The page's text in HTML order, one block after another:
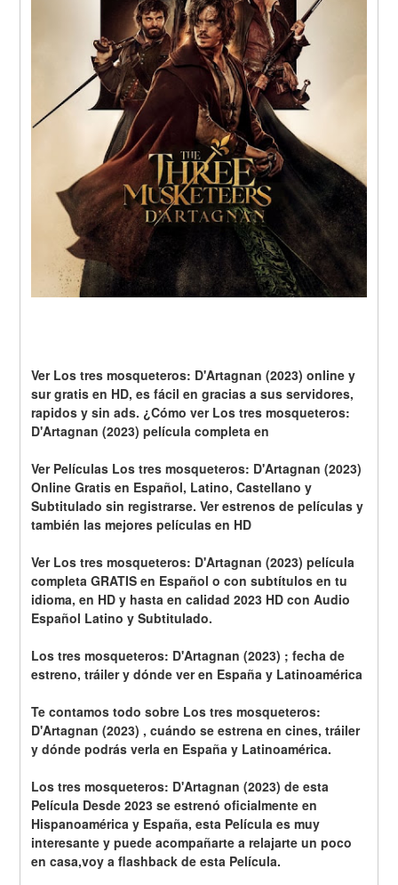
Ver Los tres mosqueteros: D'Artagnan (2023) online y
sur gratis en HD, es fácil en gracias a sus servidores,
rapidos y sin ads. ¿Cómo ver Los tres mosqueteros:
D'Artagnan (2023) película completa en
Ver Películas Los tres mosqueteros: D'Artagnan (2023)
Online Gratis en Español, Latino, Castellano y
Subtitulado sin registrarse. Ver estrenos de películas y
también las mejores películas en HD
Ver Los tres mosqueteros: D'Artagnan (2023) película
completa GRATIS en Español o con subtítulos en tu
idioma, en HD y hasta en calidad 2023 HD con Audio
Español Latino y Subtitulado.
Los tres mosqueteros: D'Artagnan (2023) ; fecha de
estreno, tráiler y dónde ver en España y Latinoamérica
Te contamos todo sobre Los tres mosqueteros:
D'Artagnan (2023) , cuándo se estrena en cines, tráiler
y dónde podrás verla en España y Latinoamérica.
Los tres mosqueteros: D'Artagnan (2023) de esta
Película Desde 2023 se estrenó oficialmente en
Hispanoamérica y España, esta Película es muy
interesante y puede acompañarte a relajarte un poco
en casa,voy a flashback de esta Película.